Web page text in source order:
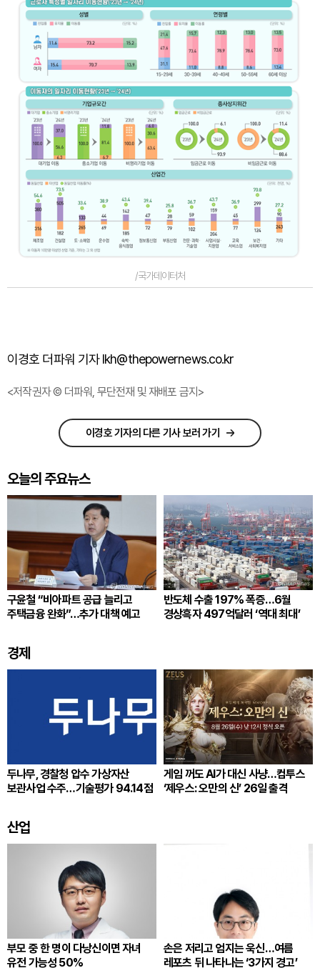
/국가데이터처
이경호 더파워 기자 lkh@thepowernews.co.kr
<저작권자 © 더파워, 무단전재 및 재배포 금지>
이경호 기자의 다른 기사 보러 가기
오늘의 주요뉴스
구윤철 “비아파트 공급 늘리고
주택금융 완화”…추가 대책 예고
반도체 수출 197% 폭증…6월
경상흑자 497억달러 ‘역대 최대’
경제
두나무, 경찰청 압수 가상자산
보관사업 수주…기술평가 94.14점
게임 꺼도 AI가 대신 사냥…컴투스
‘제우스: 오만의 신’ 26일 출격
산업
부모 중 한 명이 다낭신이면 자녀
유전 가능성 50%
손은 저리고 엄지는 욱신…여름
레포츠 뒤 나타나는 ‘3가지 경고’